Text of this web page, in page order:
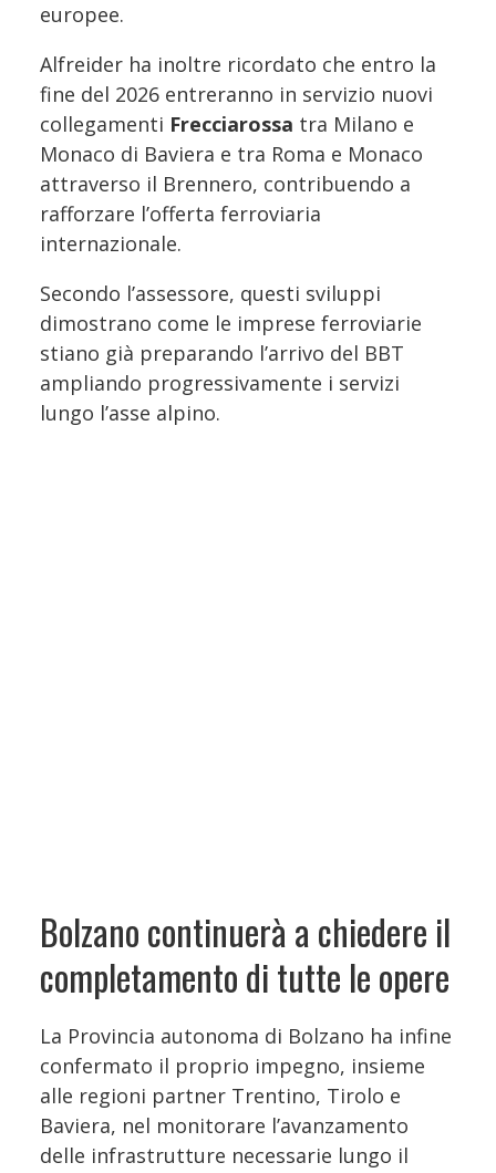
europee.
Alfreider ha inoltre ricordato che entro la
fine del 2026 entreranno in servizio nuovi
collegamenti Frecciarossa tra Milano e
Monaco di Baviera e tra Roma e Monaco
attraverso il Brennero, contribuendo a
rafforzare l’offerta ferroviaria
internazionale.
Secondo l’assessore, questi sviluppi
dimostrano come le imprese ferroviarie
stiano già preparando l’arrivo del BBT
ampliando progressivamente i servizi
lungo l’asse alpino.
Bolzano continuerà a chiedere il
completamento di tutte le opere
La Provincia autonoma di Bolzano ha infine
confermato il proprio impegno, insieme
alle regioni partner Trentino, Tirolo e
Baviera, nel monitorare l’avanzamento
delle infrastrutture necessarie lungo il